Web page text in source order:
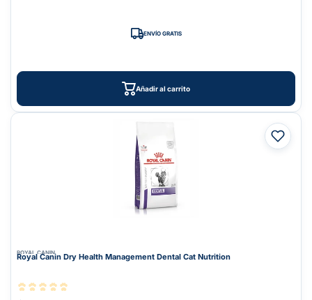
ENVÍO GRATIS
Añadir al carrito
ROYAL CANIN Royal Canin Dry Health Management Dental Cat Nutrition